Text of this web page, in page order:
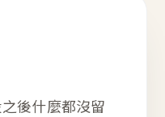
後什麼都沒留